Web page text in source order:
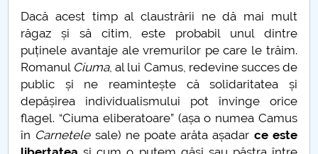
CAR2026
MENIU CANTINA
O NOUĂ REALITATE
Lectura
Dacă acest timp al claustrării ne dă mai mult
răgaz și să citim, este probabil unul dintre
puținele avantaje ale vremurilor pe care le trăim.
Romanul Ciuma, al lui Camus, redevine succes de
public și ne reamintește că solidaritatea și
depășirea individualismului pot învinge orice
flagel. “Ciuma eliberatoare” (așa o numea Camus
în Carnetelesale) ne poate arăta așadar ce este